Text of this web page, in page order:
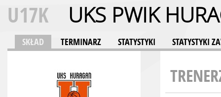
U17K UKS PWIK
SKŁAD TERMINARZ STATYSTYKI STATYSTYKI